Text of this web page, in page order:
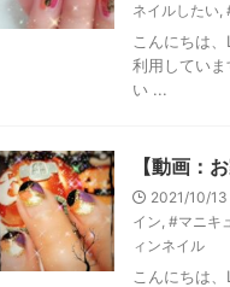
ネイルしたい,
こんにちは
利用してい
い ...
【動画：
2021/10/13
イン, #マニキ
ィンネイル
こんにちは